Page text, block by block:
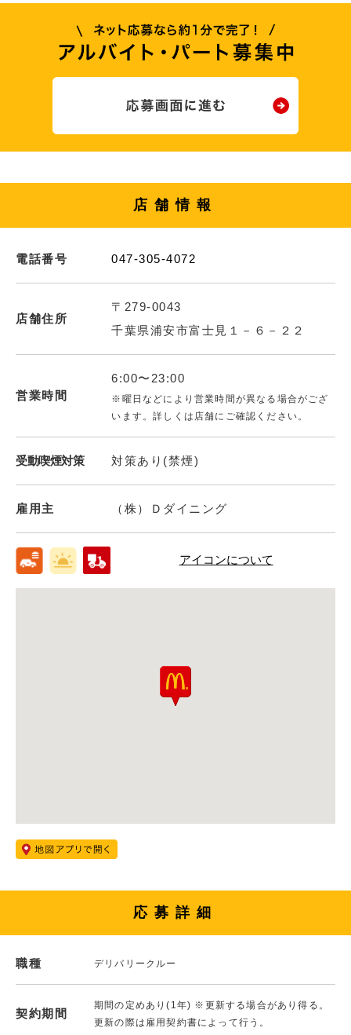
店舗情報
電話番号 047-305-4072
店舗住所
〒279-0043
千葉県浦安市富士見１－６－２２
営業時間
6:00〜23:00
※曜日などにより営業時間が異なる場合がござ
います。詳しくは店舗にご確認ください。
受動喫煙対策 対策あり(禁煙)
雇用主 （株）Ｄダイニング
アイコンについて
応募詳細
職種 デリバリークルー
契約期間
期間の定めあり(1年) ※更新する場合があり得る。
更新の際は雇用契約書によって行う。